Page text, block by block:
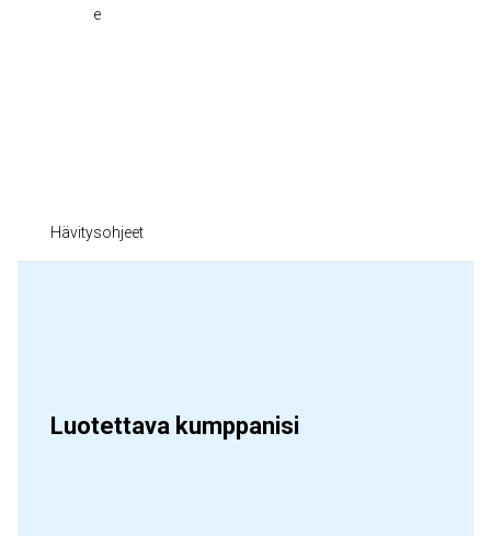
e
Hävitysohjeet
Luotettava kumppanisi